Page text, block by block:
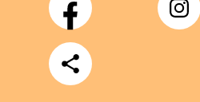
Teilen